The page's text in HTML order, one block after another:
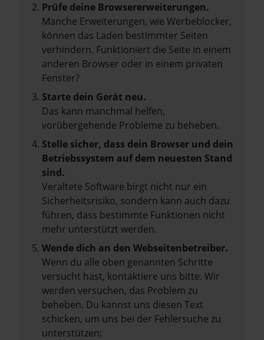
Prüfe deine Browsererweiterungen.
Manche Erweiterungen, wie Werbeblocker,
können das Laden bestimmter Seiten
verhindern. Funktioniert die Seite in einem
anderen Browser oder in einem privaten
Fenster?
Starte dein Gerät neu.
Das kann manchmal helfen,
vorübergehende Probleme zu beheben.
Stelle sicher, dass dein Browser und dein
Betriebssystem auf dem neuesten Stand
sind.
Veraltete Software birgt nicht nur ein
Sicherheitsrisiko, sondern kann auch dazu
führen, dass bestimmte Funktionen nicht
mehr unterstützt werden.
Wende dich an den Webseitenbetreiber.
Wenn du alle oben genannten Schritte
versucht hast, kontaktiere uns bitte. Wir
werden versuchen, das Problem zu
beheben. Du kannst uns diesen Text
schicken, um uns bei der Fehlersuche zu
unterstützen: